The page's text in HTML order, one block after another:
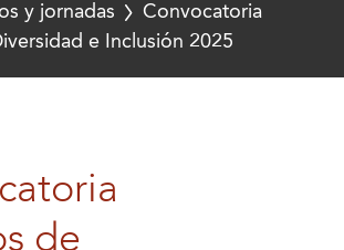
y jornadas
Convocatoria
e Inclusión 2025
de